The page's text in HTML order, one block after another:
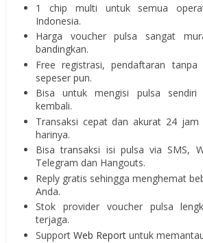
1 chip multi untuk semua
Indonesia.
Harga voucher pulsa sangat
bandingkan.
Free registrasi, pendaftaran tanpa
sepeser pun.
Bisa untuk mengisi pulsa sendiri
kembali.
Transaksi cepat dan akurat 24 jam
harinya.
Bisa transaksi isi pulsa via SMS,
Telegram dan Hangouts.
Reply gratis sehingga menghemat
Anda.
Stok provider voucher pulsa
terjaga.
Support Web Report untuk